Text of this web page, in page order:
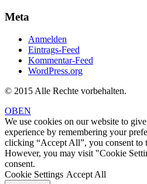
Meta
Anmelden
Eintrags-Feed
Kommentar-Feed
WordPress.org
© 2015 Alle Rechte vorbehalten.
OBEN
We use cookies on our website to
experience by remembering your
clicking “Accept All”, you consent to
However, you may visit "Cookie
consent.
Cookie Settings Accept All